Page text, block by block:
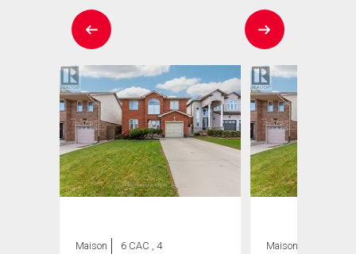
Maison
6 CAC , 4
Maison